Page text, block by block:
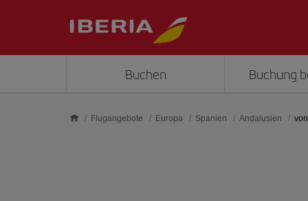
Buchen Buchung
Flugangebote Europa Spanien Andalusien